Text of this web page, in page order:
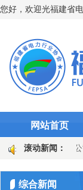
您好，欢迎光福建省
网站首页
滚动新闻：
时 永安发电
线装置升级 国
综合新闻